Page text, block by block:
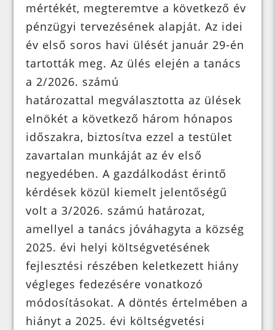
mértékét, megteremtve a következő év
pénzügyi tervezésének alapját. Az idei
év első soros havi ülését január 29-én
tartották meg. Az ülés elején a tanács
a 2/2026. számú
határozattal megválasztotta az ülések
elnökét a következő három hónapos
időszakra, biztosítva ezzel a testület
zavartalan munkáját az év első
negyedében. A gazdálkodást érintő
kérdések közül kiemelt jelentőségű
volt a 3/2026. számú határozat,
amellyel a tanács jóváhagyta a község
2025. évi helyi költségvetésének
fejlesztési részében keletkezett hiány
végleges fedezésére vonatkozó
módosításokat. A döntés értelmében a
hiányt a 2025. évi költségvetési